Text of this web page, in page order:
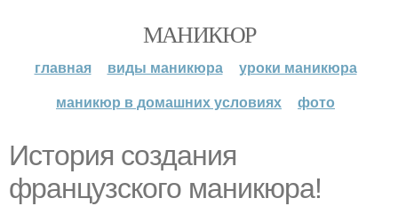
МАНИКЮР
главная виды маникюра
уроки маникюра
маникюр в домашних условиях
фото
История создания
французского маникюра!